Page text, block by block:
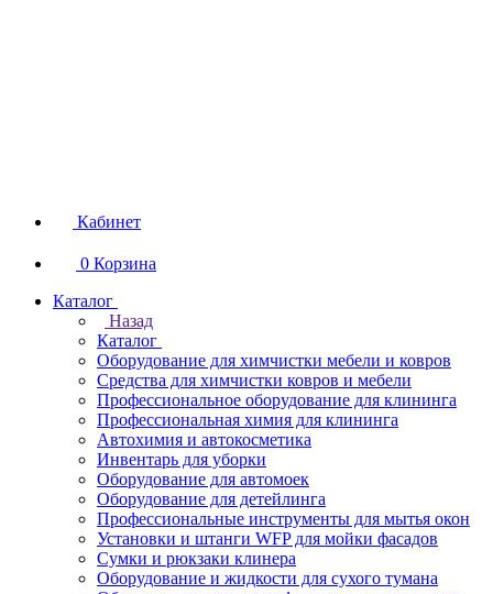
Кабинет
0 Корзина
Каталог
Назад
Каталог
Оборудование для химчистки мебели и ковров
Средства для химчистки ковров и мебели
Профессиональное оборудование для клининга
Профессиональная химия для клининга
Автохимия и автокосметика
Инвентарь для уборки
Оборудование для автомоек
Оборудование для детейлинга
Профессиональные инструменты для мытья окон
Установки и штанги WFP для мойки фасадов
Сумки и рюкзаки клинера
Оборудование и жидкости для сухого тумана